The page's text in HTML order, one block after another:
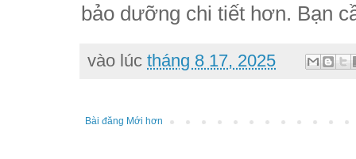
bảo dưỡng chi tiết hơn. Bạn
vào lúc tháng 8 17, 2025
Bài đăng Mới hơn